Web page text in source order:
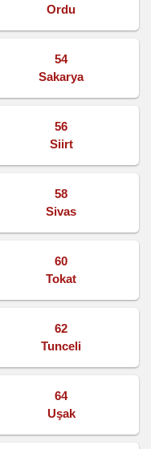
Ordu
54
Sakarya
56
Siirt
58
Sivas
60
Tokat
62
Tunceli
64
Uşak